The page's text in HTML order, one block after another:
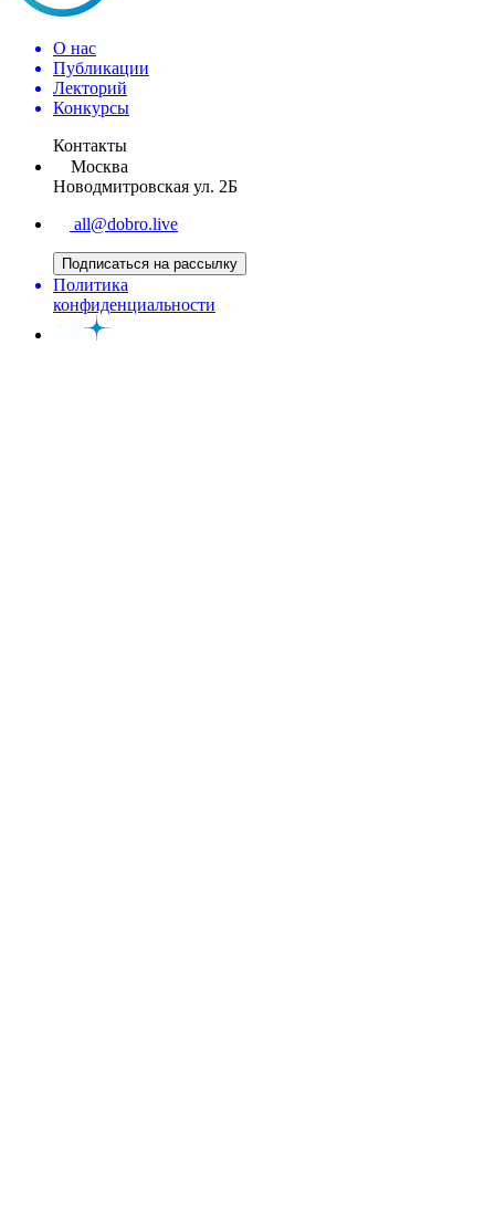
О нас
Публикации
Лекторий
Конкурсы
Контакты
Москва
Новодмитровская ул. 2Б
all@dobro.live
Подписаться на рассылку
Политика
конфиденциальности